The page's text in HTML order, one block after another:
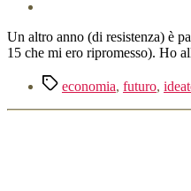
Un altro anno (di resistenza) è
15 che mi ero ripromesso). Ho
Tag economia, futuro,